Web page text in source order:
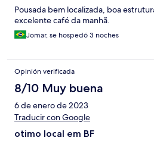
Pousada bem localizada, boa
excelente café da manhã.
Jomar, se hospedó 3 noches
Opinión verificada
8/10 Muy buena
6 de enero de 2023
Traducir con Google
otimo local em BF